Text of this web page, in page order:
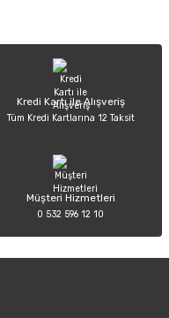
yapın!
Kredi Kartı ile Alışveriş
Tüm Kredi Kartlarına 12 Taksit
Müşteri Hizmetleri
0 532 596 12 10